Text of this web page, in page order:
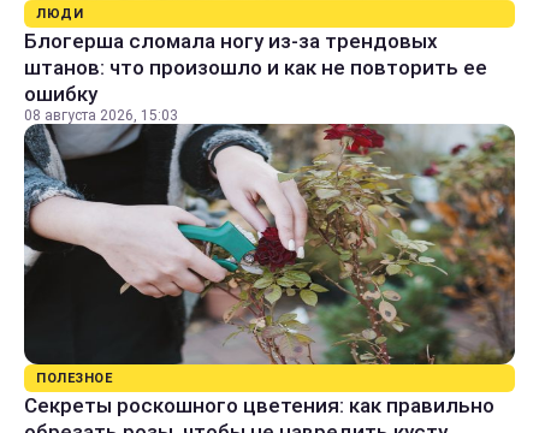
ЛЮДИ
Блогерша сломала ногу из-за трендовых
штанов: что произошло и как не повторить ее
ошибку
08 августа 2026, 15:03
ПОЛЕЗНОЕ
Секреты роскошного цветения: как правильно